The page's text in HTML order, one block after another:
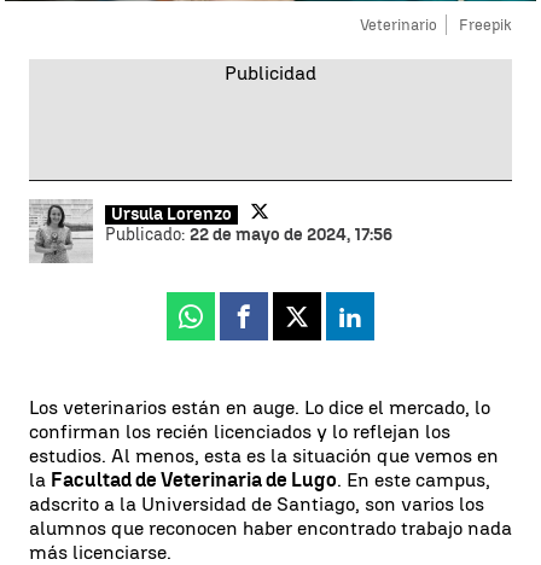
Veterinario Freepik
Úrsula Lorenzo
Publicado: 22 de mayo de 2024, 17:56
Whatsapp
Facebook
X Linkedin
Los veterinarios están en auge. Lo dice el mercado, lo
confirman los recién licenciados y lo reflejan los
estudios. Al menos, esta es la situación que vemos en
la Facultad de Veterinaria de Lugo. En este campus,
adscrito a la Universidad de Santiago, son varios los
alumnos que reconocen haber encontrado trabajo nada
más licenciarse.